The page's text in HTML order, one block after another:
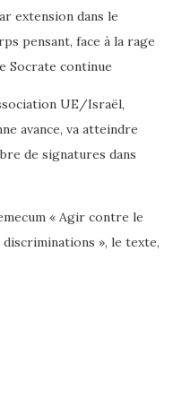
extension dans le
pensant, face à la rage
Socrate continue
UE/Israël,
avance, va atteindre
de signatures dans
« Agir contre le
», le texte,